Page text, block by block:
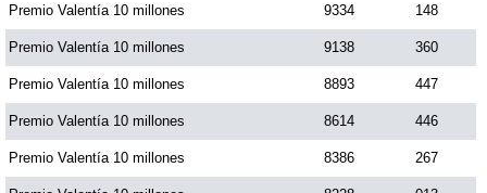
Premio Valentía 10 millones 9334 148
Premio Valentía 10 millones 9138 360
Premio Valentía 10 millones 8893 447
Premio Valentía 10 millones 8614 446
Premio Valentía 10 millones 8386 267